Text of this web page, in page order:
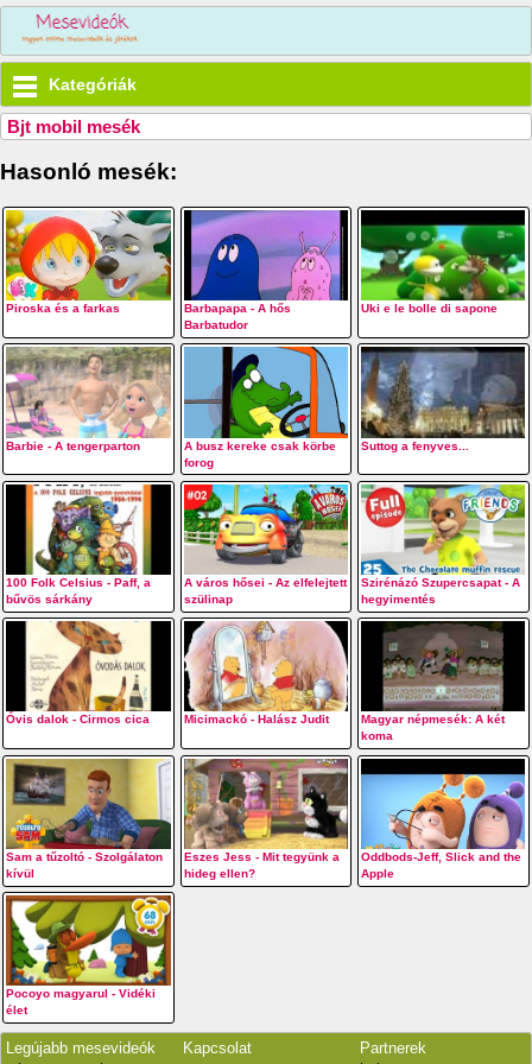
Kategóriák
Bjt mobil mesék
Hasonló mesék:
Piroska és a farkas
Barbapapa - A hős
Barbatudor
Uki e le bolle di sapone
Barbie - A tengerparton
A busz kereke csak körbe
forog
Suttog a fenyves...
100 Folk Celsius - Paff, a
bűvös sárkány
A város hősei - Az elfelejtett
szülinap
Szirénázó Szupercsapat - A
hegyimentés
Óvis dalok - Cirmos cica Micimackó - Halász Judit
Magyar népmesék: A két
koma
Sam a tűzoltó - Szolgálaton
kívül
Eszes Jess - Mit tegyünk a
hideg ellen?
Oddbods-Jeff, Slick and the
Apple
Pocoyo magyarul - Vidéki
élet
Legújabb mesevideók Kapcsolat Partnerek